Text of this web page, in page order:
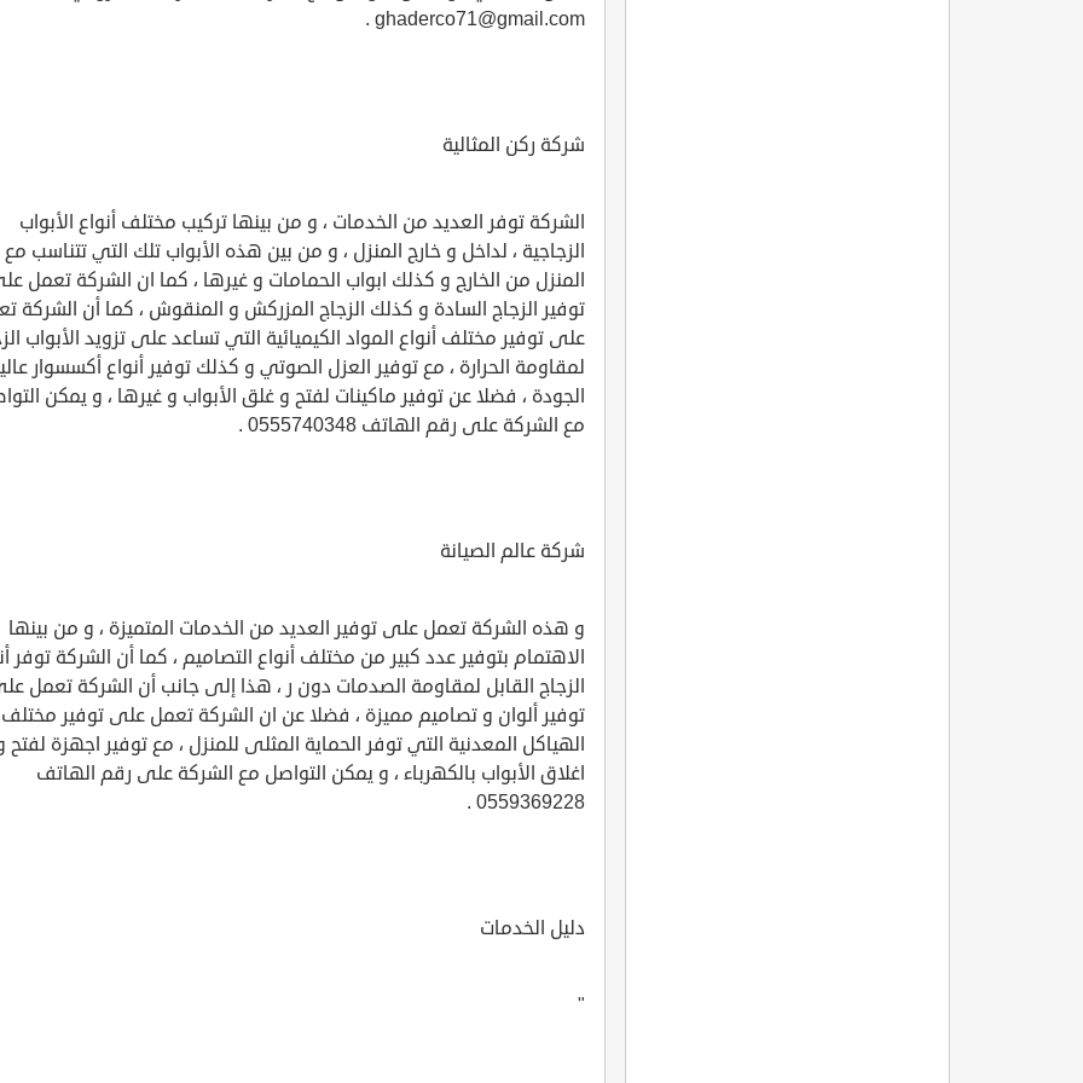
ghaderco71@gmail.com
.
شركة ركن المثالية
الشركة توفر العديد من الخدمات ، و من بينها تركيب مختلف أنواع الأبواب
الزجاجية ، لداخل و خارج المنزل ، و من بين هذه الأبواب تلك التي تتناسب مع
المنزل من الخارج و كذلك ابواب الحمامات و غيرها ، كما ان الشركة تعمل
توفير الزجاج السادة و كذلك الزجاج المزركش و المنقوش ، كما أن الشركة
على توفير مختلف أنواع المواد الكيميائية التي تساعد على تزويد الأبواب
لمقاومة الحرارة ، مع توفير العزل الصوتي و كذلك توفير أنواع أكسسوار
الجودة ، فضلا عن توفير ماكينات لفتح و غلق الأبواب و غيرها ، و يمكن
مع الشركة على رقم الهاتف 0555740348 .
شركة عالم الصيانة
و هذه الشركة تعمل على توفير العديد من الخدمات المتميزة ، و من بينها
الاهتمام بتوفير عدد كبير من مختلف أنواع التصاميم ، كما أن الشركة توفر
الزجاج القابل لمقاومة الصدمات دون ر ، هذا إلى جانب أن الشركة تعمل
توفير ألوان و تصاميم مميزة ، فضلا عن ان الشركة تعمل على توفير مختلف
الهياكل المعدنية التي توفر الحماية المثلى للمنزل ، مع توفير اجهزة لفتح
اغلاق الأبواب بالكهرباء ، و يمكن التواصل مع الشركة على رقم الهاتف
0559369228 .
دليل الخدمات
"